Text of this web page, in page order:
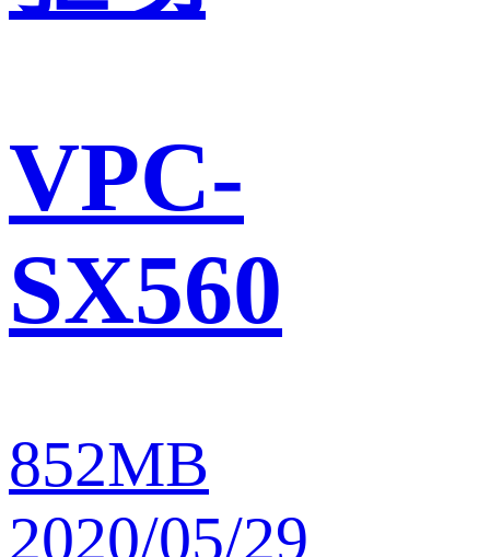
VPC-
SX560
852MB
2020/05/29